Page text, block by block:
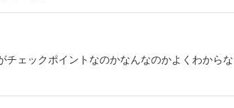
ェックポイントなのかなんなのかよくわから